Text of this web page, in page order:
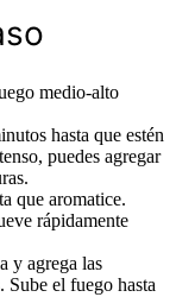
medio-alto
hasta que estén
puedes agregar
que aromatice.
rápidamente
y agrega las
Sube el fuego hasta